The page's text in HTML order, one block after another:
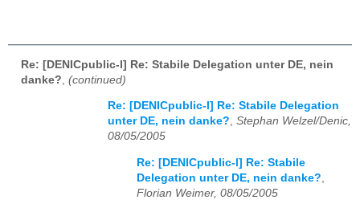
Re: [DENICpublic-l] Re: Stabile Delegation unter DE, nein
danke? (continued)
Re: [DENICpublic-l] Re: Stabile Delegation
unter DE, nein danke?, Stephan Welzel/Denic,
08/05/2005
Re: [DENICpublic-l] Re: Stabile
Delegation unter DE, nein danke?
Florian Weimer, 08/05/2005